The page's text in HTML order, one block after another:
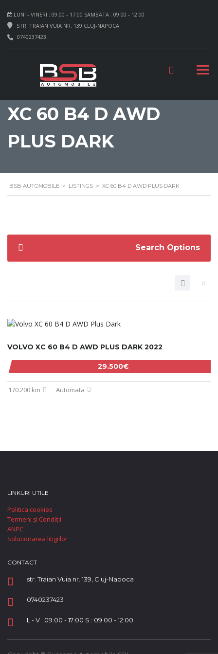
LUNI - VINERI : 09:00 - 17:00 SAMBATA : 09:00 - 12:00
STR. TRAIAN VUIA NR. 139 CLUJ-NAPOCA
0740237423
XC 60 B4 D AWD
PLUS DARK
BSB AUTOMOBILE > LISTINGS > XC 60 B4 D AWD PLUS DARK
Search Options
29.500€
VOLVO XC 60 B4 D AWD PLUS DARK 2022
170.200 km Automata
LINKURI UTILE
Politica cookies
Termeni și Condiții
ANPC
Solutionarea litigiilor
CONTACT
str. Traian Vuia nr. 139, Cluj-Napoca
0740237423
L - V : 09:00 - 17:00 S : 09:00 - 12:00